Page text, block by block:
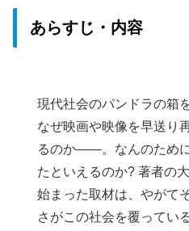
あらすじ・内容
現代社会のパンドラの箱
なぜ映画や映像を早送り
るのか――。なんのため
たといえるのか? 著者の
始まった取材は、やがて
さがこの社会を覆ってい